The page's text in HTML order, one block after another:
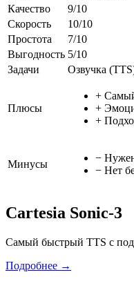
Качество
9/10
Скорость
10/10
Простота
7/10
Выгодность 5/10
Задачи
Озвучка
Плюсы
+
+
+
Минусы
−
− Нет
Cartesia Sonic-3
Самый быстрый TTS с
Подробнее →